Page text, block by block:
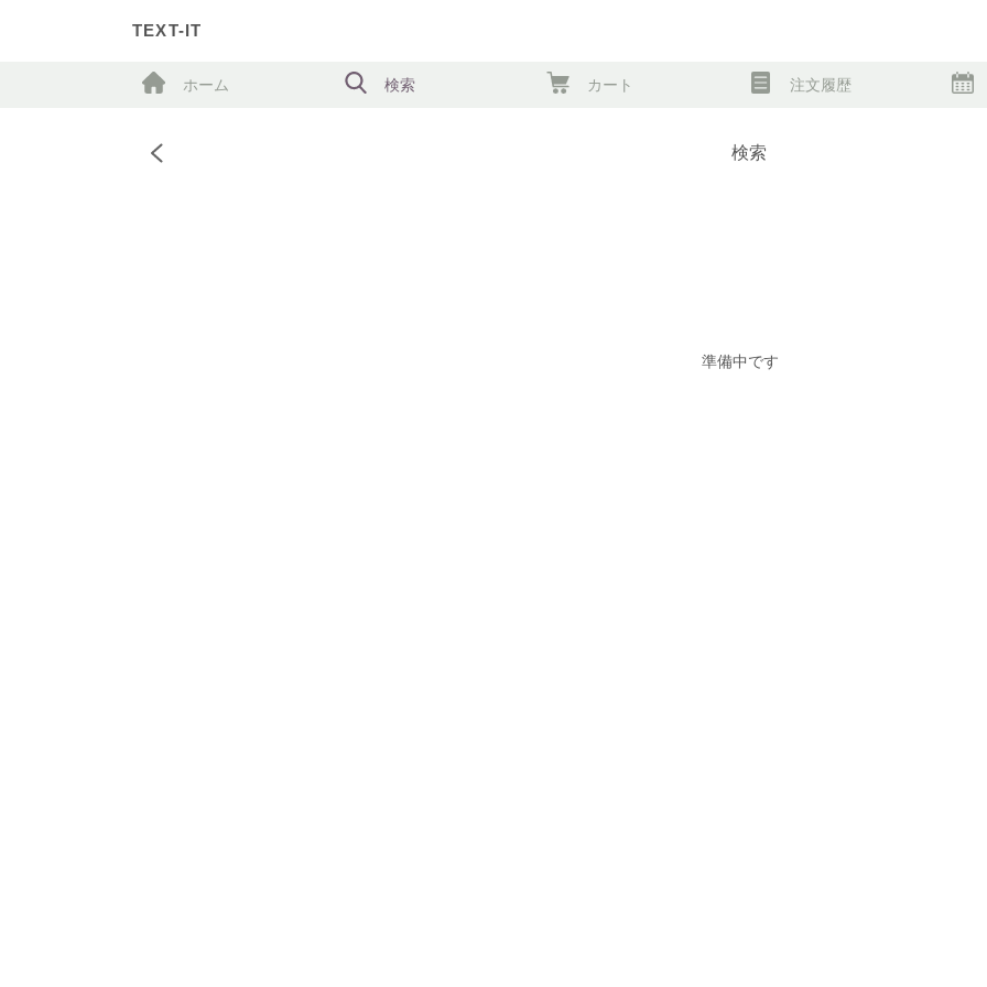
TEXT-IT
ホーム 検索 カート 注文履歴
検索
準備中です